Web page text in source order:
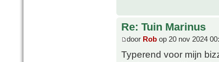
Re: Tuin Marinus
door Rob op 20 nov 2024
Typerend voor mijn